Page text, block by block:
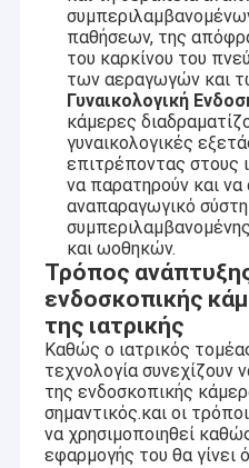
5MP ενότητα καμερών
8MP ενότητα καμερών
13MP ενότητα καμερών
Οθόνη Μονούλης
Ενότητα καμερών
παθήσεων, της
του καρκίνου του
των αεραγωγών και
Γυναικολογική
κάμερες
γυναικολογικές
επιτρέποντας στους
να παρατηρούν και να
αναπαραγωγικό
και ωοθηκών.
Τρόπος
ενδοσκοπικής
της ιατρικής
Καθώς ο ιατρικός
τεχνολογία συνεχίζουν
της ενδοσκοπικής
σημαντικός.και οι
να χρησιμοποιηθεί
εφαρμογής του θα γίνει